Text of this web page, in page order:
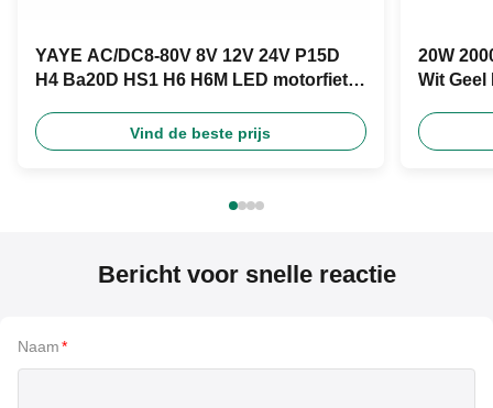
YAYE AC/DC8-80V 8V 12V 24V P15D
H4 Ba20D HS1 H6 H6M LED motorfiets
Vind de beste prijs
20W
Wit
Bericht voor snelle reactie
Naam*